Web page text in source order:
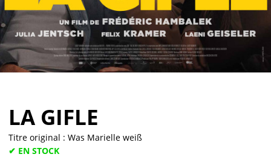
LA GIFLE
Titre original : Was Marielle weiß
✔ EN STOCK